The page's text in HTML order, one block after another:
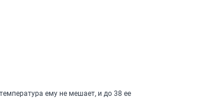
ему не мешает, и до 38 ее